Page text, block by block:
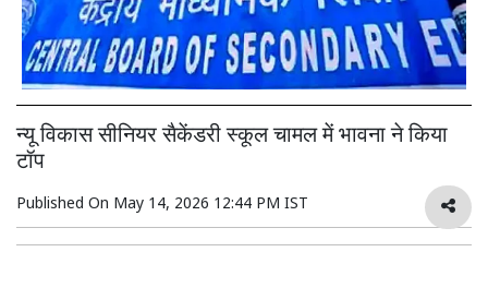
न्यू विकास सीनियर सैकेंडरी स्कूल चामल में भावना ने किया
टॉप
Published On May 14, 2026 12:44 PM IST